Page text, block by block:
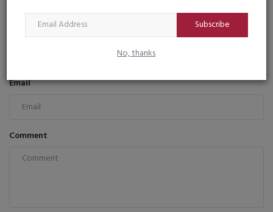
Subscribe
No, thanks
Email
Comment